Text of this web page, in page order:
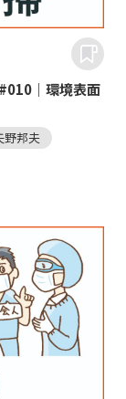
｜環境表面
野邦夫